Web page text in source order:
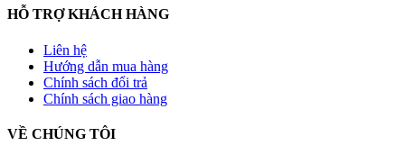
HỖ TRỢ KHÁCH HÀNG
Liên hệ
Hướng dẫn mua hàng
Chính sách đổi trả
Chính sách giao hàng
VỀ CHÚNG TÔI